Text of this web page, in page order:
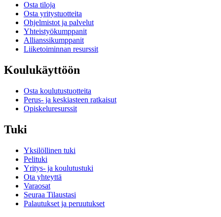
Osta tiloja
Osta yritystuotteita
Ohjelmistot ja palvelut
Yhteistyökumppanit
Allianssikumppanit
Liiketoiminnan resurssit
Koulukäyttöön
Osta koulutustuotteita
Perus- ja keskiasteen ratkaisut
Opiskeluresurssit
Tuki
Yksilöllinen tuki
Pelituki
Yritys- ja koulutustuki
Ota yhteyttä
Varaosat
Seuraa Tilaustasi
Palautukset ja peruutukset